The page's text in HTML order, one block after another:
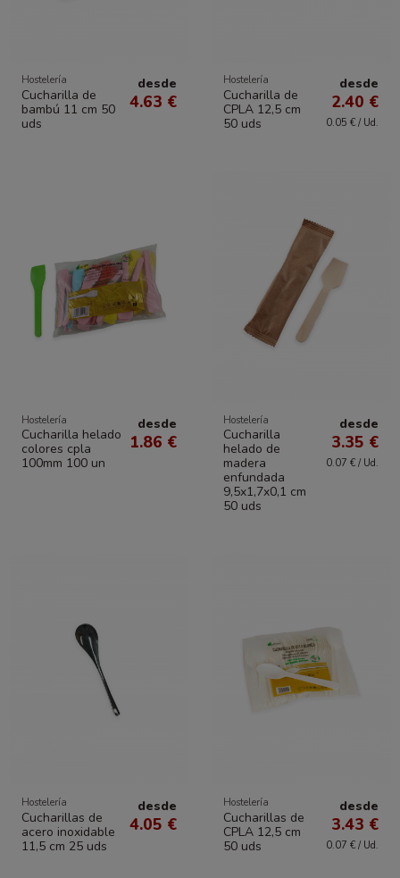
Hostelería
Cucharilla de
bambú 11 cm 50
uds
desde
4.63 €
Hostelería
Cucharilla de
CPLA 12,5 cm
50 uds
desde
2.40 €
0.05 € / Ud.
Hostelería
Cucharilla helado
colores cpla
100mm 100 un
desde
1.86 €
Hostelería
Cucharilla
helado de
madera
enfundada
9,5x1,7x0,1 cm
50 uds
desde
3.35 €
0.07 € / Ud.
Hostelería
Cucharillas de
acero inoxidable
11,5 cm 25 uds
desde
4.05 €
Hostelería
Cucharillas de
CPLA 12,5 cm
50 uds
desde
3.43 €
0.07 € / Ud.